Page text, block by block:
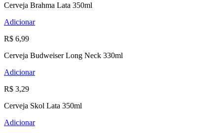
Cerveja Brahma Lata 350ml
Adicionar
R$ 6,99
Cerveja Budweiser Long Neck 330ml
Adicionar
R$ 3,29
Cerveja Skol Lata 350ml
Adicionar